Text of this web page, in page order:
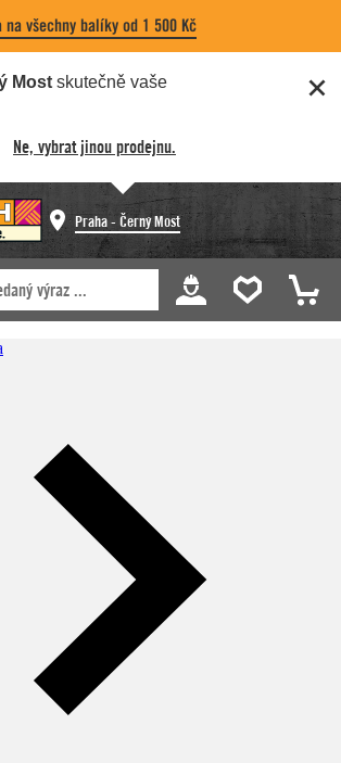
na všechny balíky od 1 500 Kč
Most skutečně vaše
Ne, vybrat jinou prodejnu.
Praha - Černý Most